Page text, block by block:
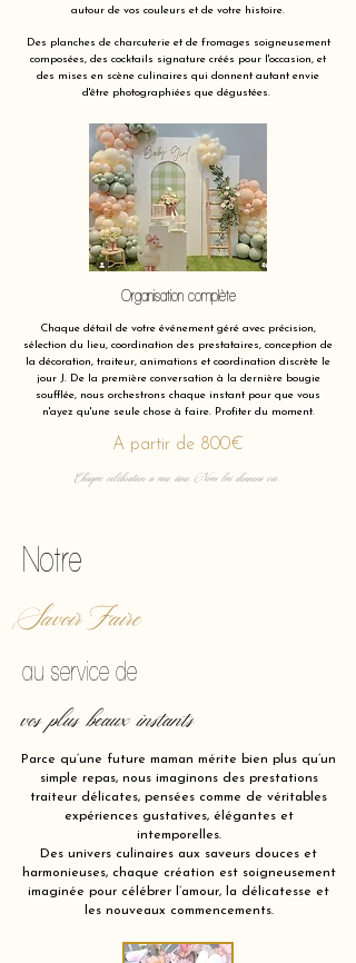
autour de vos couleurs et de votre histoire.
Des planches de charcuterie et de fromages soigneusement
composées, des cocktails signature créés pour l'occasion, et
des mises en scène culinaires qui donnent autant envie
d'être photographiées que dégustées.
Organisation complète
Chaque détail de votre événement géré avec précision,
sélection du lieu, coordination des prestataires, conception de
la décoration, traiteur, animations et coordination discrète le
jour J. De la première conversation à la dernière bougie
soufflée, nous orchestrons chaque instant pour que vous
n'ayez qu'une seule chose à faire. Profiter du moment.
A partir de 800€
Chaque célébration a une âme. Nous lui donnons vie.
Notre
Savoir Faire
au service de
vos plus beaux instants
Parce qu’une future maman mérite bien plus qu’un
simple repas, nous imaginons des prestations
traiteur délicates, pensées comme de véritables
expériences gustatives, élégantes et
intemporelles.
Des univers culinaires aux saveurs douces et
harmonieuses, chaque création est soigneusement
imaginée pour célébrer l’amour, la délicatesse et
les nouveaux commencements.